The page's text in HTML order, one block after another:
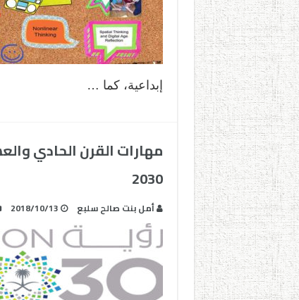
إبداعية، كما …
مهارات القرن الحادي
2030
أمل بنت صالح سلبع 2018/10/13